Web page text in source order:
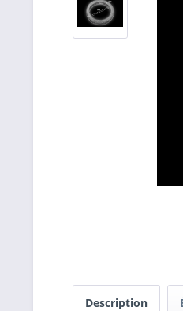
Description